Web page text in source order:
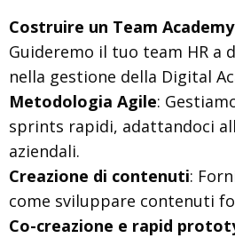
Costruire un Team
Guideremo il tuo team HR a
nella gestione della Digital
Metodologia Agile:
sprints rapidi, adattandoci
aziendali.
Creazione di contenuti:
come sviluppare contenuti
Co-creazione e rapid